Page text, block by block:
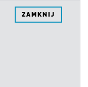
ZAMKNIJ